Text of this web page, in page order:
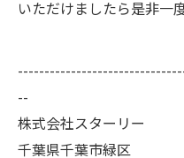
いただけましたら是非一
--
株式会社スターリー
千葉県千葉市緑区